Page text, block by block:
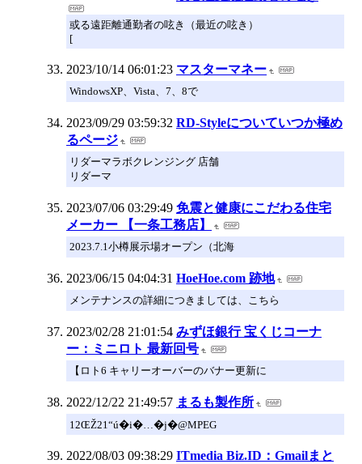
或る遠距離通勤者の呟き（最近の呟き）
[
2023/10/14 06:01:23 マスターマネー
WindowsXP、Vista、7、8で
2023/09/29 03:59:32 RD-Styleについていつか極め
るページ
リダーマラボクレンジング 店舗
リダーマ
2023/07/06 03:29:49 免震と健康にこだわる住宅
メーカー 【一条工務店】
2023.7.1小樽展示場オープン（北海
2023/06/15 04:04:31 HoeHoe.com 跡地
メンテナンスの詳細につきましては、こちら
2023/02/28 21:01:54 みずほ銀行 宝くじコーナ
ー：ミニロト 最新回号
【ロト6 キャリーオーバーのバナー更新に
2022/12/22 21:49:57 まるも製作所
12ŒŽ21“ú�i�…�j�@MPEG
2022/08/03 09:38:29 ITmedia Biz.ID：Gmailまと